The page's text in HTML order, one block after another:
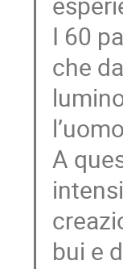
I 60
che
A
bui e